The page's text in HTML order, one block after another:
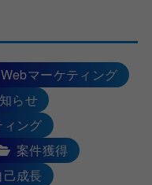
Webマーケティング
らせ
ィング
案件獲得
己成長